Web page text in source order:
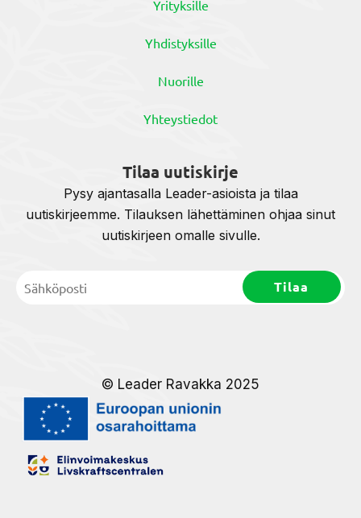
Yrityksille
Yhdistyksille
Nuorille
Yhteystiedot
Tilaa uutiskirje
Pysy ajantasalla Leader-asioista ja tilaa
uutiskirjeemme. Tilauksen lähettäminen ohjaa sinut
uutiskirjeen omalle sivulle.
© Leader Ravakka 2025